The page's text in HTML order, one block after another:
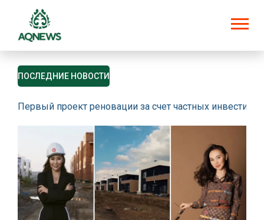
ПОСЛЕДНИЕ НОВОСТИ
Первый проект реновации за счет частных